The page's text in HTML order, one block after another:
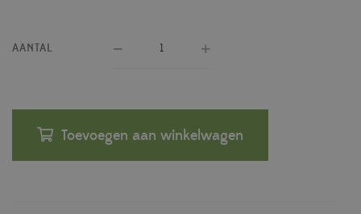
AANTAL
Toevoegen aan winkelwagen